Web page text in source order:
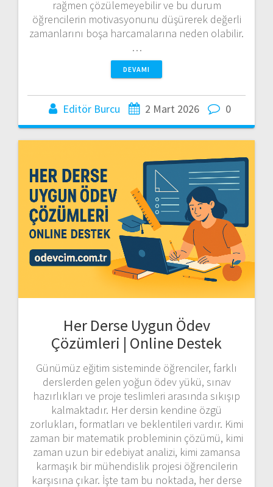
rağmen çözülemeyebilir ve bu durum
öğrencilerin motivasyonunu düşürerek değerli
zamanlarını boşa harcamalarına neden olabilir.
…
DEVAMI
Editör Burcu 2 Mart 2026 0
Her Derse Uygun Ödev
Çözümleri | Online Destek
Günümüz eğitim sisteminde öğrenciler, farklı
derslerden gelen yoğun ödev yükü, sınav
hazırlıkları ve proje teslimleri arasında sıkışıp
kalmaktadır. Her dersin kendine özgü
zorlukları, formatları ve beklentileri vardır. Kimi
zaman bir matematik probleminin çözümü, kimi
zaman uzun bir edebiyat analizi, kimi zamansa
karmaşık bir mühendislik projesi öğrencilerin
karşısına çıkar. İşte tam bu noktada, her derse